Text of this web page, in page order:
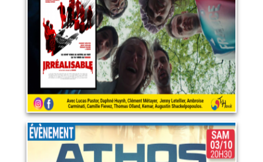
LIRE PLUS
ATHOS - Au cœur de la
Patrouille de France